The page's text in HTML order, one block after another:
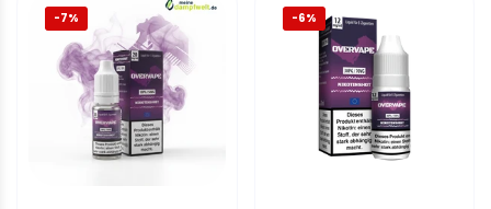
-7% -6%